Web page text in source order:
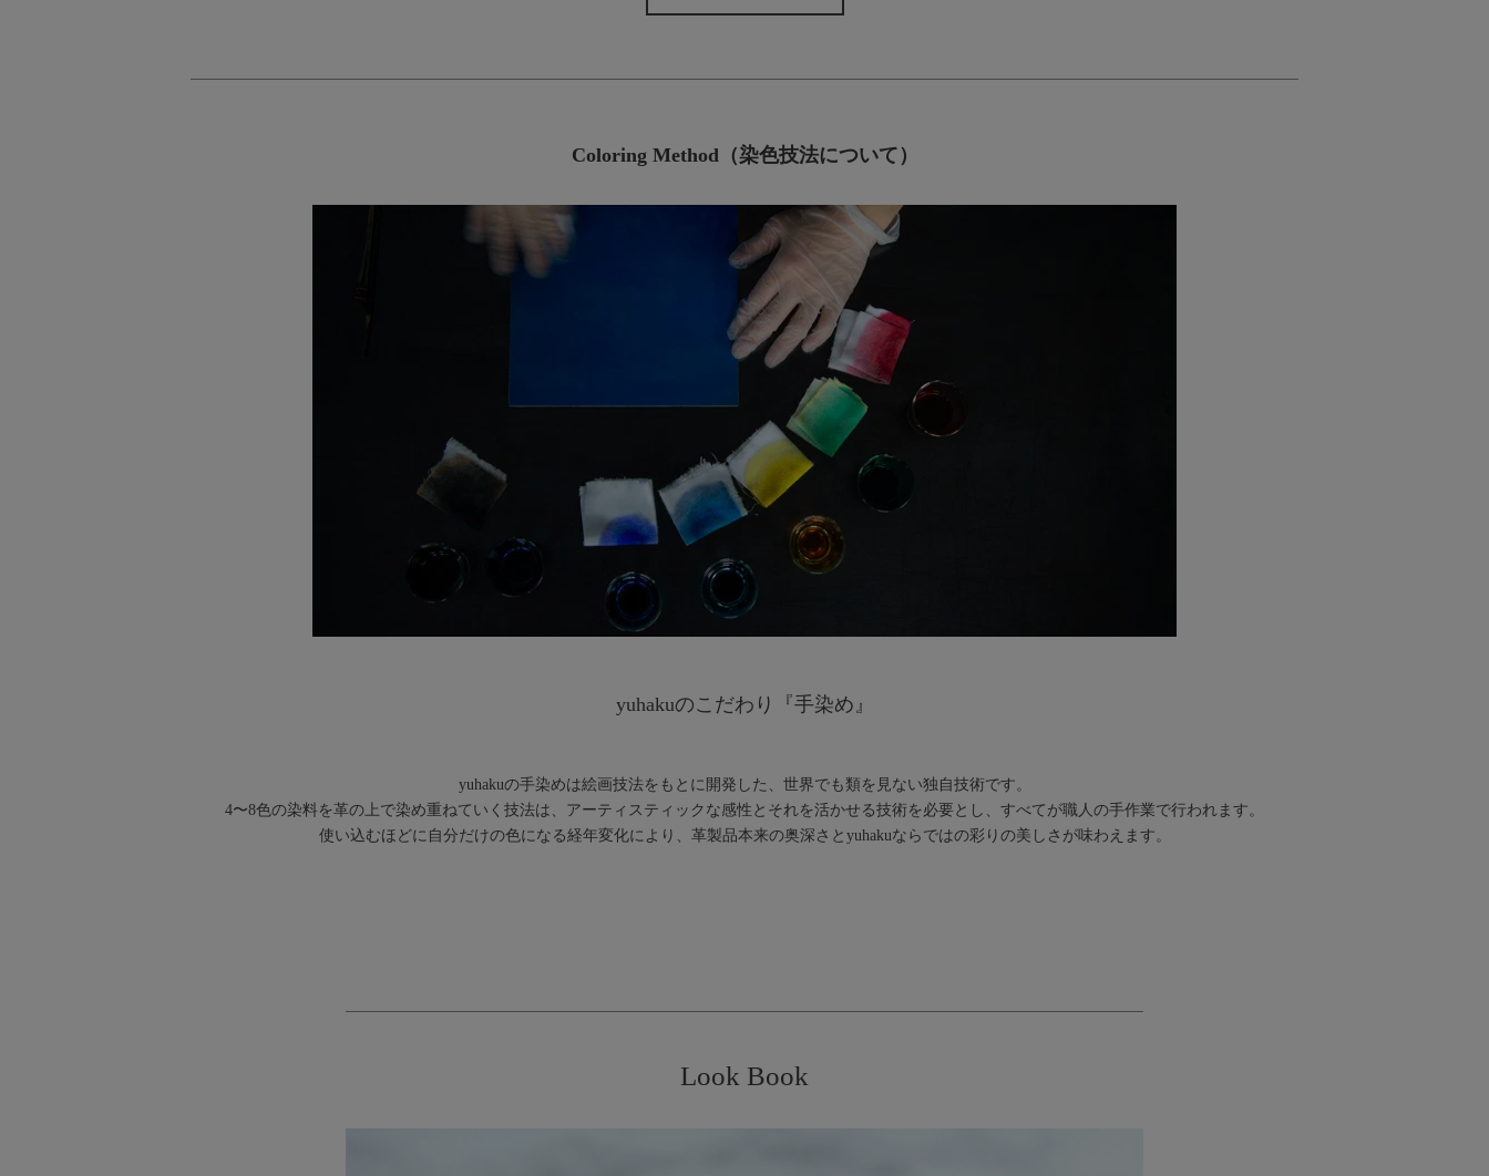
Coloring Method（染色技法について）
yuhakuのこだわり『手染め』
yuhakuの手染めは絵画技法をもとに開発した、世界でも類を見ない独自技術です。
4〜8色の染料を革の上で染め重ねていく技法は、アーティスティックな感性とそれを活かせる技術を必要とし、すべてが職人の手作業で行われます。
使い込むほどに自分だけの色になる経年変化により、革製品本来の奥深さとyuhakuならではの彩りの美しさが味わえます。
Look Book